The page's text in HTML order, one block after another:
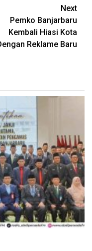
Next
Pemko Banjarbaru
Kembali Hiasi Kota
Reklame Baru